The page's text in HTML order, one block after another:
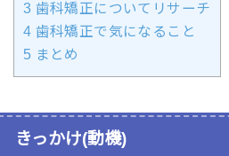
3 歯科矯正についてリサーチ
4 歯科矯正で気になること
5 まとめ
きっかけ(動機)